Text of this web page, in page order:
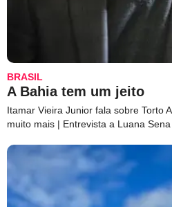
BRASIL
A Bahia tem um jeito
Itamar Vieira Junior fala sobre Torto
muito mais | Entrevista a Luana Sena